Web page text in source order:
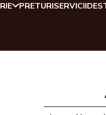
PRETURISERVICII